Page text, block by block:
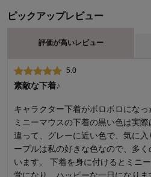
ピックアップレビュー
評価が高いレビュー
5.0
素敵な下着♪
キャラクター下着がボロボロになっ
ミニーマウスの下着の黒い色は実
違って、グレーに近い色で、気に
ープルは私の好きな色なので、多
います。 下着を身に付けるとミニ
1.0
セットはやめてください！！
いつからか２枚セットになってしま
１枚ずつ買えるようにしてほしい
方だけのがほとんど。しかも黒と
ット。。片方いらない。。せめて
欲しいのは１デザインのみで、同